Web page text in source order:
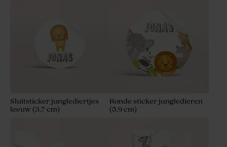
Sluitsticker junglediertjes
leeuw (3,7 cm)
Ronde sticker jungledieren
(5,9 cm)